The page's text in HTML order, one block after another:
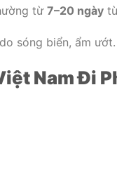
từ 7–20 ngày
sóng biển, ẩm ướt.
Nam Đi